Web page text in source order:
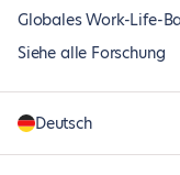
Globales Work-Life-
Siehe alle Forschung
Deutsch